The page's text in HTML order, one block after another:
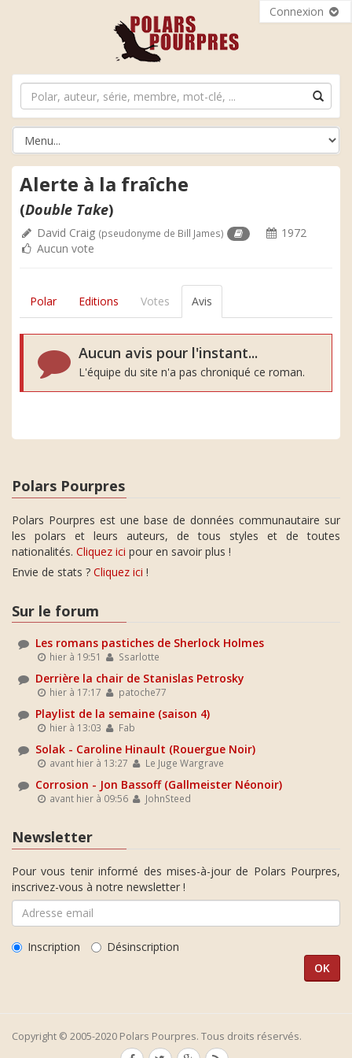
Connexion
Alerte à la fraîche
(Double Take)
David Craig (pseudonyme de Bill James)
1972
Aucun vote
Polar Editions Votes Avis
Aucun avis pour l'instant...
L'équipe du site n'a pas chroniqué ce roman.
Polars Pourpres
Polars Pourpres est une base de données communautaire sur
les polars et leurs auteurs, de tous styles et de toutes
nationalités. Cliquez ici pour en savoir plus !
Envie de stats ? Cliquez ici !
Sur le forum
Les romans pastiches de Sherlock Holmes
hier à 19:51 Ssarlotte
Derrière la chair de Stanislas Petrosky
hier à 17:17 patoche77
Playlist de la semaine (saison 4)
hier à 13:03 Fab
Solak - Caroline Hinault (Rouergue Noir)
avant hier à 13:27 Le Juge Wargrave
Corrosion - Jon Bassoff (Gallmeister Néonoir)
avant hier à 09:56 JohnSteed
Newsletter
Pour vous tenir informé des mises-à-jour de Polars Pourpres,
inscrivez-vous à notre newsletter !
Inscription Désinscription
Copyright © 2005-2020 Polars Pourpres. Tous droits réservés.